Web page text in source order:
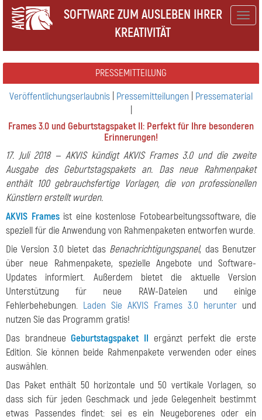
SOFTWARE ZUM AUSLEBEN IHRER
KREATIVITÄT
PRESSEMITTEILUNG
Veröffentlichungserlaubnis Pressemitteilungen
Pressematerial
Frames 3.0 und Geburtstagspaket II: Perfekt für Ihre besonderen
Erinnerungen!
17. Juli 2018 — AKVIS kündigt AKVIS Frames 3.0 und die zweite
Ausgabe des Geburtstagspakets an. Das neue Rahmenpaket
enthält 100 gebrauchsfertige Vorlagen, die von professionellen
Künstlern erstellt wurden.
AKVIS Framesist eine kostenlose Fotobearbeitungssoftware, die
speziell für die Anwendung von Rahmenpaketen entworfen wurde.
Die Version 3.0 bietet das Benachrichtigungspanel, das Benutzer
über neue Rahmenpakete, spezielle Angebote und Software-
Updates informiert. Außerdem bietet die aktuelle Version
Unterstützung für neue RAW-Dateien und einige
Fehlerbehebungen. Laden Sie AKVIS Frames 3.0 herunter und
nutzen Sie das Programm gratis!
Das brandneueGeburtstagspaket II ergänzt perfekt die erste
Edition. Sie können beide Rahmenpakete verwenden oder eines
auswählen.
Das Paket enthält 50 horizontale und 50 vertikale Vorlagen, so
dass sich für jeden Geschmack und jede Gelegenheit bestimmt
etwas Passendes findet: sei es ein Neugeborenes oder ein